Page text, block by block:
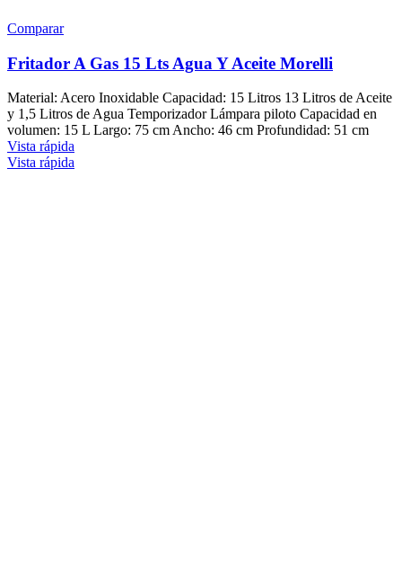
Comparar
Fritador A Gas 15 Lts Agua Y Aceite Morelli
Material: Acero Inoxidable Capacidad: 15 Litros 13 Litros de Aceite
y 1,5 Litros de Agua Temporizador Lámpara piloto Capacidad en
volumen: 15 L Largo: 75 cm Ancho: 46 cm Profundidad: 51 cm
Vista rápida
Vista rápida